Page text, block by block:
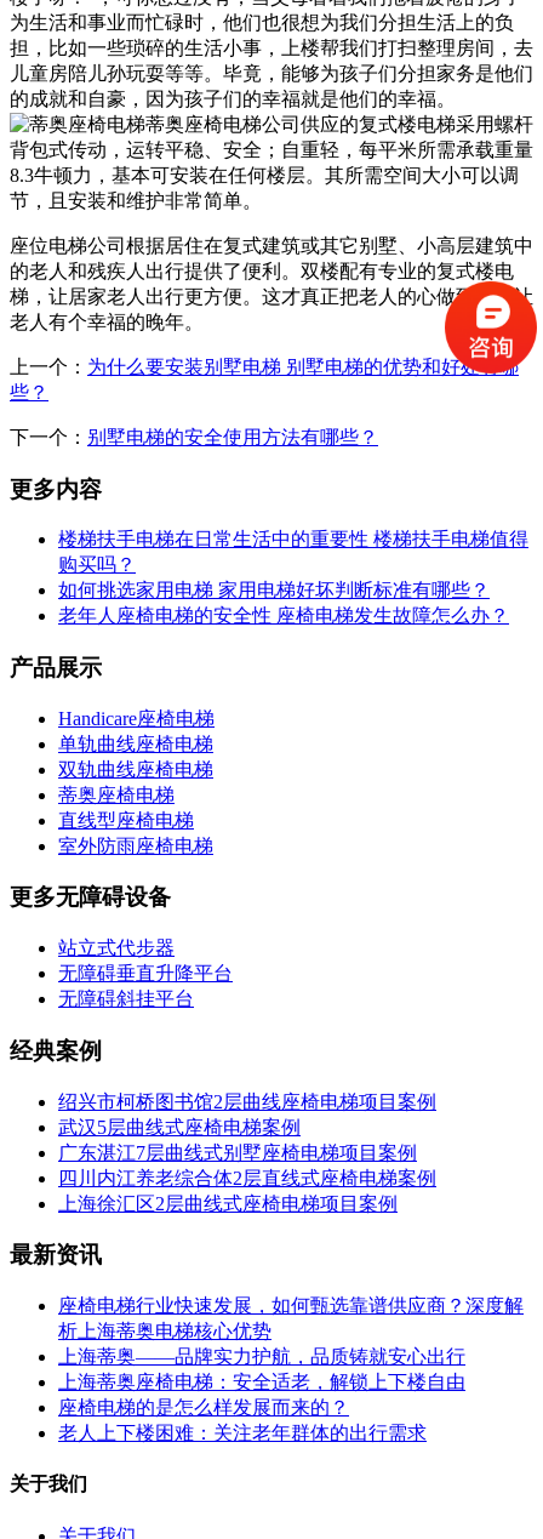
为生活和事业而忙碌时，他们也很想为我们分担生活上的负
担，比如一些琐碎的生活小事，上楼帮我们打扫整理房间，去
儿童房陪儿孙玩耍等等。毕竟，能够为孩子们分担家务是他们
的成就和自豪，因为孩子们的幸福就是他们的幸福。
蒂奥座椅电梯公司供应的复式楼电梯采用螺杆
背包式传动，运转平稳、安全；自重轻，每平米所需承载重量
8.3牛顿力，基本可安装在任何楼层。其所需空间大小可以调
节，且安装和维护非常简单。
座位电梯公司根据居住在复式建筑或其它别墅、小高层建筑中
的老人和残疾人出行提供了便利。双楼配有专业的复式楼电
梯，让居家老人出行更方便。这才真正把老人的心做到了，让
老人有个幸福的晚年。
上一个： 为什么要安装别墅电梯 别墅电梯的优势和好处有哪
些？
下一个： 别墅电梯的安全使用方法有哪些？
更多内容
楼梯扶手电梯在日常生活中的重要性 楼梯扶手电梯值得
购买吗？
如何挑选家用电梯 家用电梯好坏判断标准有哪些？
老年人座椅电梯的安全性 座椅电梯发生故障怎么办？
产品展示
Handicare座椅电梯
单轨曲线座椅电梯
双轨曲线座椅电梯
蒂奥座椅电梯
直线型座椅电梯
室外防雨座椅电梯
更多无障碍设备
站立式代步器
无障碍垂直升降平台
无障碍斜挂平台
经典案例
绍兴市柯桥图书馆2层曲线座椅电梯项目案例
武汉5层曲线式座椅电梯案例
广东湛江7层曲线式别墅座椅电梯项目案例
四川内江养老综合体2层直线式座椅电梯案例
上海徐汇区2层曲线式座椅电梯项目案例
最新资讯
座椅电梯行业快速发展，如何甄选靠谱供应商？深度解
析上海蒂奥电梯核心优势
上海蒂奥——品牌实力护航，品质铸就安心出行
上海蒂奥座椅电梯：安全适老，解锁上下楼自由
座椅电梯的是怎么样发展而来的？
老人上下楼困难：关注老年群体的出行需求
关于我们